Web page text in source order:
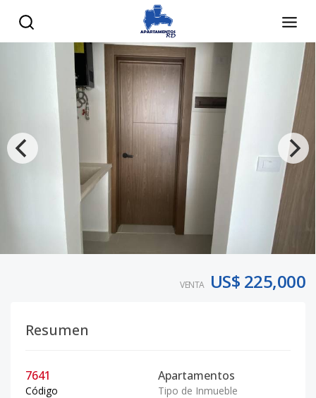
VENTA US$ 225,000
Resumen
7641
Código
Apartamentos
Tipo de Inmueble